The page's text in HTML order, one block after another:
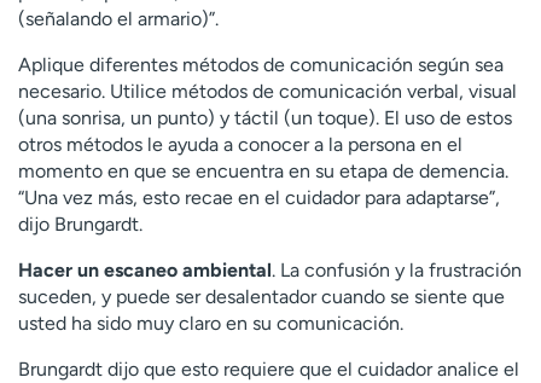
(señalando el armario)”.
Aplique diferentes métodos de comunicación según sea
necesario. Utilice métodos de comunicación verbal, visual
(una sonrisa, un punto) y táctil (un toque). El uso de estos
otros métodos le ayuda a conocer a la persona en el
momento en que se encuentra en su etapa de demencia.
“Una vez más, esto recae en el cuidador para adaptarse”,
dijo Brungardt.
Hacer un escaneo ambiental. La confusión y la frustración
suceden, y puede ser desalentador cuando se siente que
usted ha sido muy claro en su comunicación.
Brungardt dijo que esto requiere que el cuidador analice el